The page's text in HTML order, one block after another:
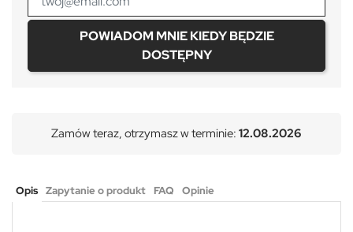
POWIADOM MNIE KIEDY BĘDZIE
DOSTĘPNY
Zamów teraz, otrzymasz w terminie: 12.08.2026
Opis Zapytanie o produkt FAQ Opinie